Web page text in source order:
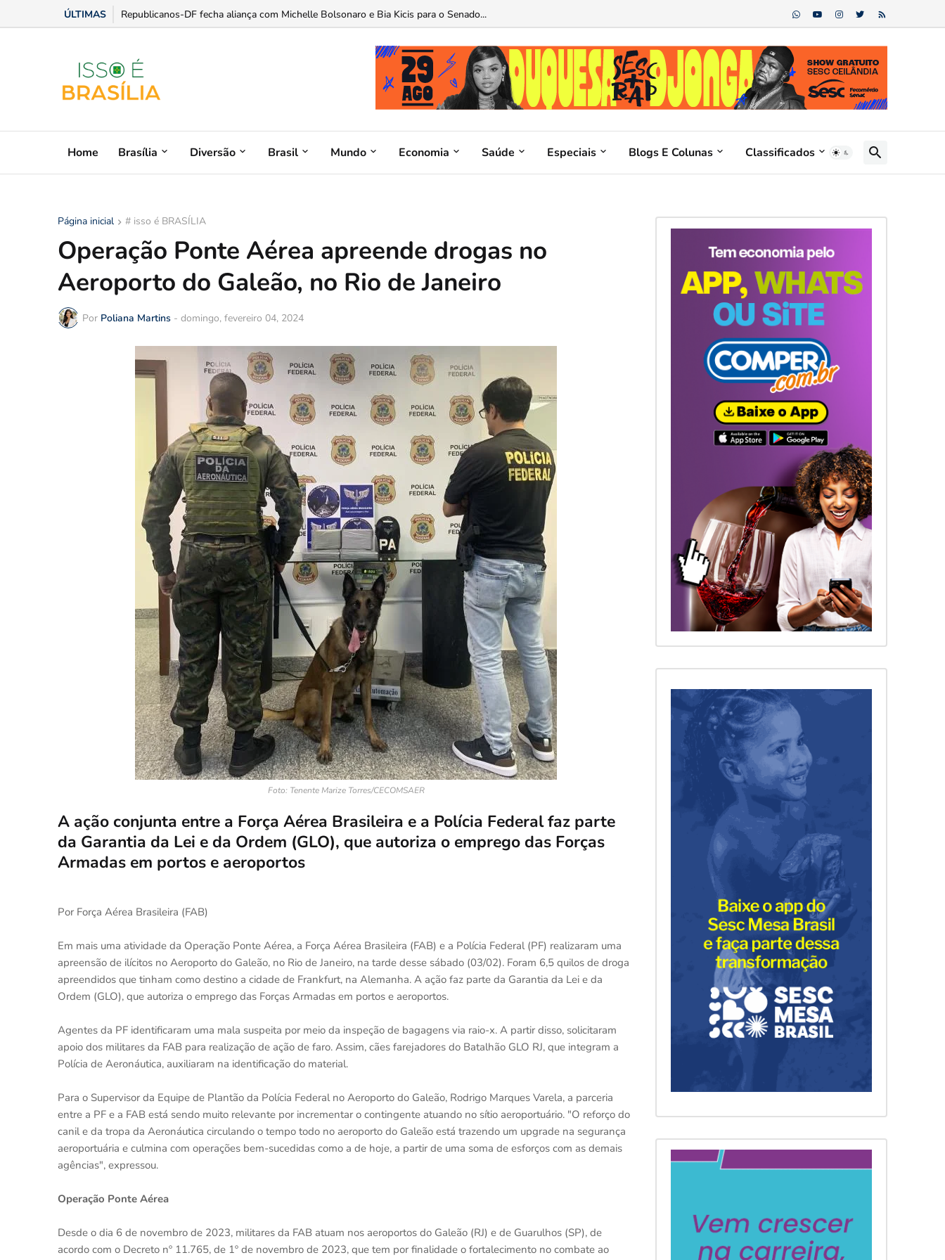
ÚLTIMAS Luis Miranda ganha protagonismo na expansão do INAS: Brasília mira um novo padrão de saúde para o servidor...
Home Brasília Diversão Brasil Mundo Economia Saúde Especiais Blogs E Colunas Classificados
Página inicial # isso é BRASÍLIA
Operação Ponte Aérea apreende drogas no
Aeroporto do Galeão, no Rio de Janeiro
Por Poliana Martins - domingo, fevereiro 04, 2024
Foto: Tenente Marize Torres/CECOMSAER
A ação conjunta entre a Força Aérea Brasileira e a Polícia Federal faz parte
da Garantia da Lei e da Ordem (GLO), que autoriza o emprego das Forças
Armadas em portos e aeroportos
Por Força Aérea Brasileira (FAB)
Em mais uma atividade da Operação Ponte Aérea, a Força Aérea Brasileira (FAB) e a Polícia Federal (PF) realizaram uma
apreensão de ilícitos no Aeroporto do Galeão, no Rio de Janeiro, na tarde desse sábado (03/02). Foram 6,5 quilos de droga
apreendidos que tinham como destino a cidade de Frankfurt, na Alemanha. A ação faz parte da Garantia da Lei e da
Ordem (GLO), que autoriza o emprego das Forças Armadas em portos e aeroportos.
Agentes da PF identificaram uma mala suspeita por meio da inspeção de bagagens via raio-x. A partir disso, solicitaram
apoio dos militares da FAB para realização de ação de faro. Assim, cães farejadores do Batalhão GLO RJ, que integram a
Polícia de Aeronáutica, auxiliaram na identificação do material.
Para o Supervisor da Equipe de Plantão da Polícia Federal no Aeroporto do Galeão, Rodrigo Marques Varela, a parceria
entre a PF e a FAB está sendo muito relevante por incrementar o contingente atuando no sítio aeroportuário. "O reforço do
canil e da tropa da Aeronáutica circulando o tempo todo no aeroporto do Galeão está trazendo um upgrade na segurança
aeroportuária e culmina com operações bem-sucedidas como a de hoje, a partir de uma soma de esforços com as demais
agências", expressou.
Operação Ponte Aérea
Desde o dia 6 de novembro de 2023, militares da FAB atuam nos aeroportos do Galeão (RJ) e de Guarulhos (SP), de
acordo com o Decreto nº 11.765, de 1º de novembro de 2023, que tem por finalidade o fortalecimento no combate ao